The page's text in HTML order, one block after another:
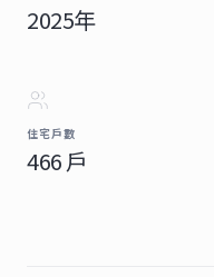
2025年
住宅戶數
466 戶